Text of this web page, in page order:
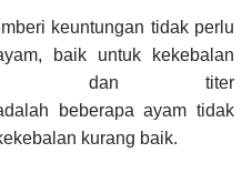
keuntungan tidak perlu
baik untuk kekebalan
dan titer
beberapa ayam tidak
kurang baik.